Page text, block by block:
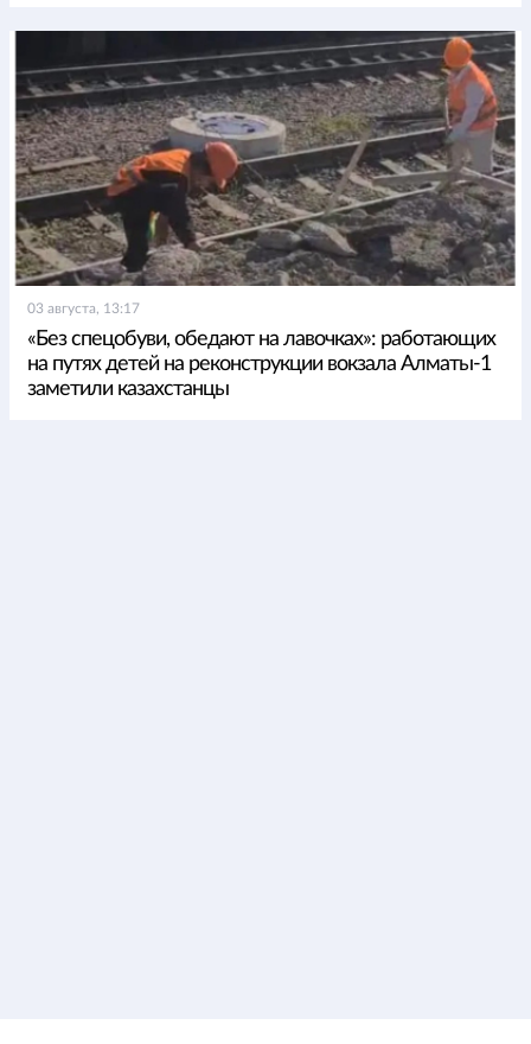
03 августа, 13:17
«Без спецобуви, обедают на лавочках»: работающих
на путях детей на реконструкции вокзала Алматы-1
заметили казахстанцы